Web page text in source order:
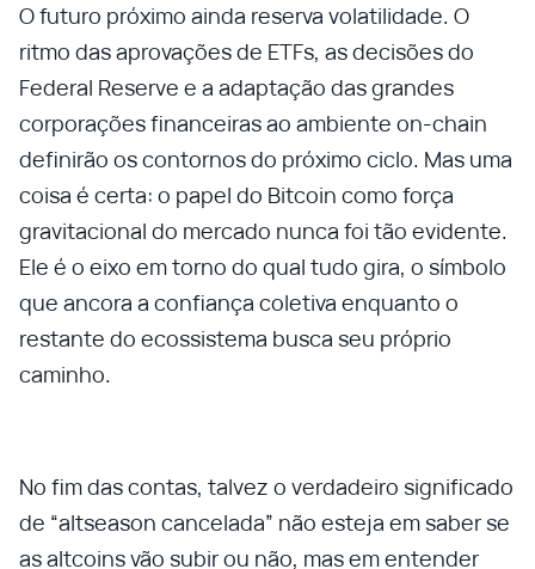
O futuro próximo ainda reserva volatilidade. O
ritmo das aprovações de ETFs, as decisões do
Federal Reserve e a adaptação das grandes
corporações financeiras ao ambiente on-chain
definirão os contornos do próximo ciclo. Mas uma
coisa é certa: o papel do Bitcoin como força
gravitacional do mercado nunca foi tão evidente.
Ele é o eixo em torno do qual tudo gira, o símbolo
que ancora a confiança coletiva enquanto o
restante do ecossistema busca seu próprio
caminho.
No fim das contas, talvez o verdadeiro significado
de “altseason cancelada” não esteja em saber se
as altcoins vão subir ou não, mas em entender